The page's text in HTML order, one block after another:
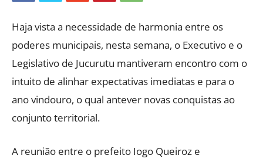
Haja vista a necessidade de harmonia entre os
poderes municipais, nesta semana, o Executivo e o
Legislativo de Jucurutu mantiveram encontro com o
intuito de alinhar expectativas imediatas e para o
ano vindouro, o qual antever novas conquistas ao
conjunto territorial.
A reunião entre o prefeito Iogo Queiroz e